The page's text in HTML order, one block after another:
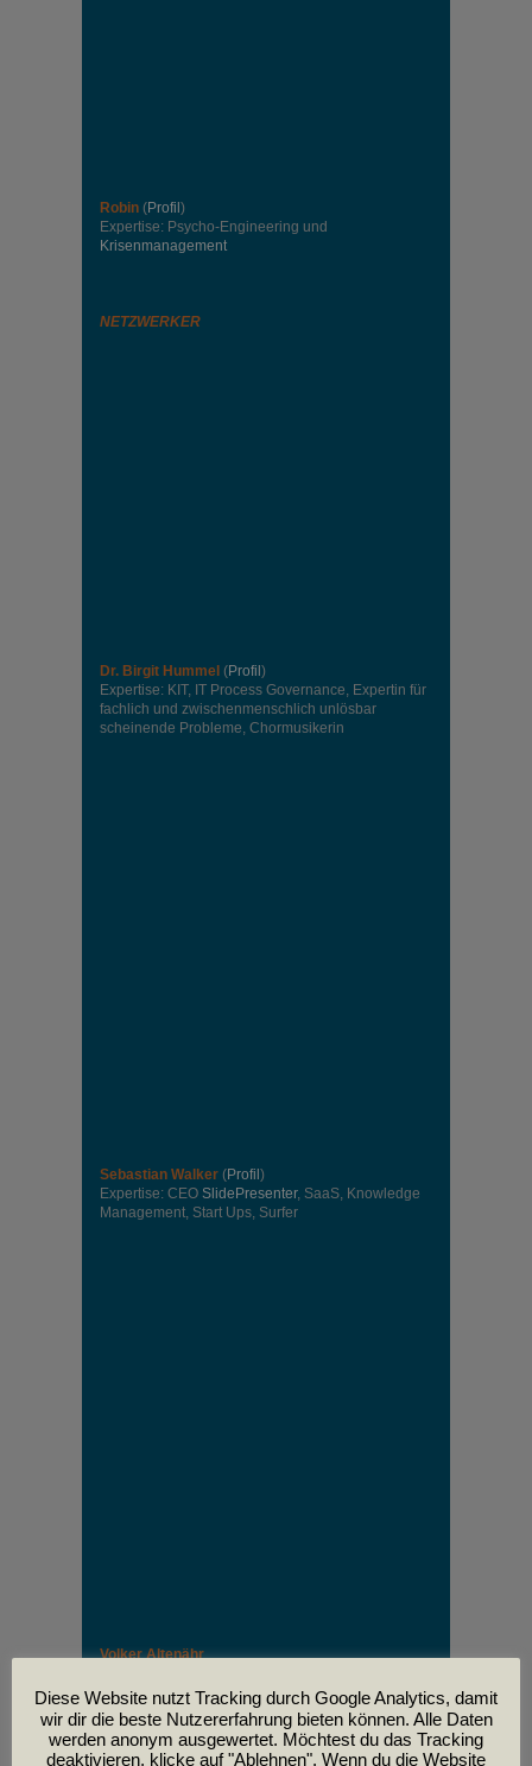
Robin (Profil )
Expertise: Psycho-Engineering und
Krisenmanagement
NETZWERKER
Dr. Birgit Hummel (Profil )
Expertise: KIT, IT Process Governance, Expertin für
fachlich und zwischenmenschlich unlösbar
scheinende Probleme, Chormusikerin
Sebastian Walker (Profil )
Expertise: CEO SlidePresenter, SaaS, Knowledge
Management, Start Ups, Surfer
Volker Altenähr
leider am
30. April im Alter von 81 Jahren verstorben.
Diese Website nutzt Tracking durch Google Analytics, damit
wir dir die beste Nutzererfahrung bieten können. Alle Daten
werden anonym ausgewertet. Möchtest du das Tracking
deaktivieren, klicke auf "Ablehnen". Wenn du die Website